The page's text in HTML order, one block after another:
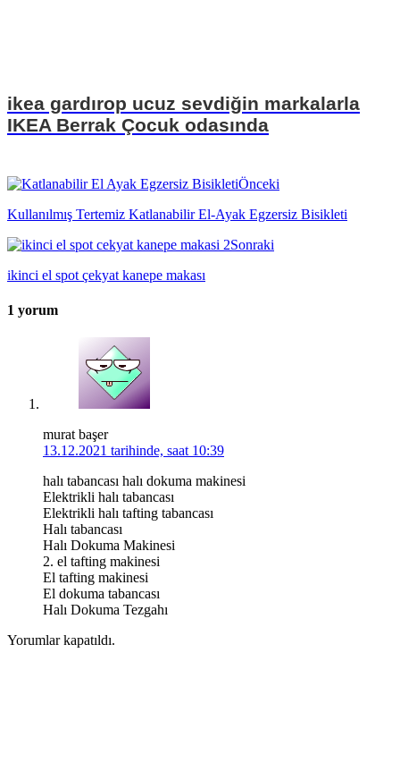
ikea gardırop ucuz sevdiğin markalarla
IKEA Berrak Çocuk odasında
Önceki
Kullanılmış Tertemiz Katlanabilir El-Ayak Egzersiz Bisikleti
Sonraki
ikinci el spot çekyat kanepe makası
1 yorum
murat başer
13.12.2021 tarihinde, saat 10:39
halı tabancası halı dokuma makinesi
Elektrikli halı tabancası
Elektrikli halı tafting tabancası
Halı tabancası
Halı Dokuma Makinesi
2. el tafting makinesi
El tafting makinesi
El dokuma tabancası
Halı Dokuma Tezgahı
Yorumlar kapatıldı.